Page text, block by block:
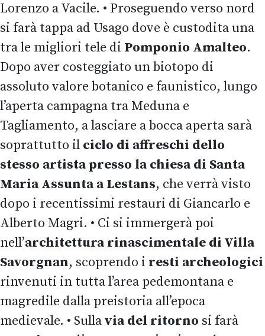
Lorenzo a Vacile. • Proseguendo verso nord
si farà tappa ad Usago dove è custodita una
tra le migliori tele di Pomponio Amalteo.
Dopo aver costeggiato un biotopo di
assoluto valore botanico e faunistico, lungo
l’aperta campagna tra Meduna e
Tagliamento, a lasciare a bocca aperta sarà
soprattutto il ciclo di affreschi dello
stesso artista presso la chiesa di Santa
Maria Assunta a Lestans, che verrà visto
dopo i recentissimi restauri di Giancarlo e
Alberto Magri. • Ci si immergerà poi
nell’architettura rinascimentale di Villa
Savorgnan, scoprendo i resti archeologici
rinvenuti in tutta l’area pedemontana e
magredile dalla preistoria all’epoca
medievale. • Sullavia del ritorno si farà